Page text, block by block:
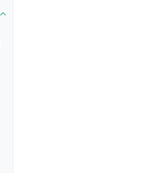
Toggle navigation of Formatos de